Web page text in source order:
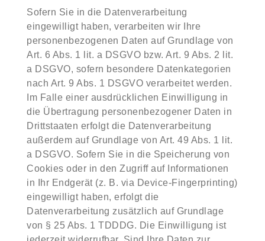
Sofern Sie in die Datenverarbeitung
eingewilligt haben, verarbeiten wir Ihre
personenbezogenen Daten auf Grundlage von
Art. 6 Abs. 1 lit. a DSGVO bzw. Art. 9 Abs. 2 lit.
a DSGVO, sofern besondere Datenkategorien
nach Art. 9 Abs. 1 DSGVO verarbeitet werden.
Im Falle einer ausdrücklichen Einwilligung in
die Übertragung personenbezogener Daten in
Drittstaaten erfolgt die Datenverarbeitung
außerdem auf Grundlage von Art. 49 Abs. 1 lit.
a DSGVO. Sofern Sie in die Speicherung von
Cookies oder in den Zugriff auf Informationen
in Ihr Endgerät (z. B. via Device-Fingerprinting)
eingewilligt haben, erfolgt die
Datenverarbeitung zusätzlich auf Grundlage
von § 25 Abs. 1 TDDDG. Die Einwilligung ist